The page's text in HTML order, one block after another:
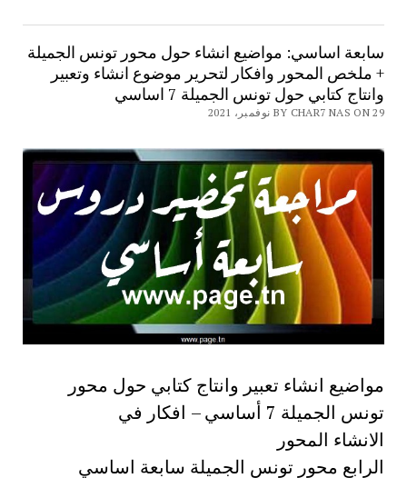
سابعة اساسي: مواضيع انشاء حول محور تونس الجميلة
+ ملخص المحور وافكار لتحرير موضوع انشاء وتعبير
وانتاج كتابي حول تونس الجميلة 7 اساسي
BY CHAR7 NAS ON 29 نوفمبر، 2021
مواضيع انشاء تعبير وانتاج كتابي حول محور
تونس الجميلة 7 أساسي – افكار في
الانشاء المحور
الرابع محور تونس الجميلة سابعة اساسي